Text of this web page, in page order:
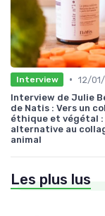
Interview • 12/
Interview de Julie
de Natis : Vers un
éthique et végétal :
alternative au
animal
Les plus lus